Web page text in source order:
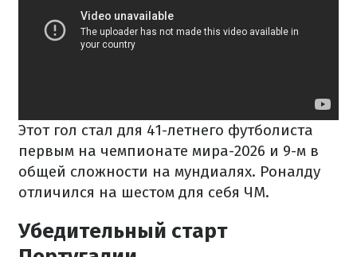
Этот гол стал для 41-летнего футболиста
первым на чемпионате мира-2026 и 9-м в
общей сложности на мундиалях. Роналду
отличился на шестом для себя ЧМ.
Убедительный старт